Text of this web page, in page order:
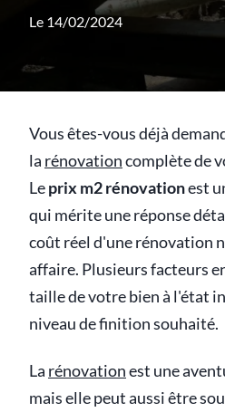
Le 14/02/2024
Vous êtes-vous déjà
la rénovationcomplète de
Leprix m2 rénovationest
qui mérite une réponse
coût réel d'une rénovation
affaire. Plusieurs facteurs
taille de votre bien à l'état
niveau de finition souhaité.
La rénovationest une
mais elle peut aussi être